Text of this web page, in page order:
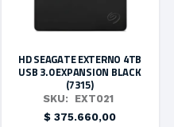
FUENTE GAMER GIGABYTE
750W PG5 80 PLUS
MODULAR GOLD
POW042
188.750,00